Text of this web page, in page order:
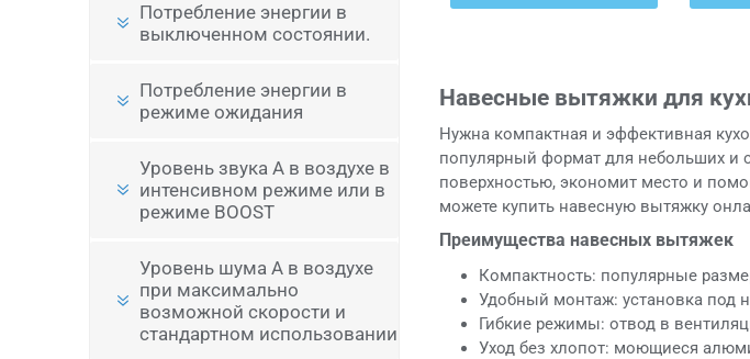
Потребление энергии в
выключенном состоянии.
Потребление энергии в
режиме ожидания
Уровень звука A в воздухе в
интенсивном режиме или в
режиме BOOST
Уровень шума A в воздухе
при максимально
возможной скорости и
стандартном использовании
Навесные вытяжки для
Нужна компактная и эффективная
популярный формат для небольших и
поверхностью, экономит место и
можете купить навесную вытяжку
Преимущества навесных вытяжек
Компактность: популярные
Удобный монтаж: установка под
Гибкие режимы: отвод в
Уход без хлопот: моющиеся